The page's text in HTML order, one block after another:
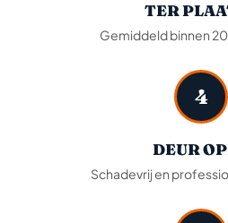
TER
Gemiddeld binnen
4
DEUR
Schadevrij en